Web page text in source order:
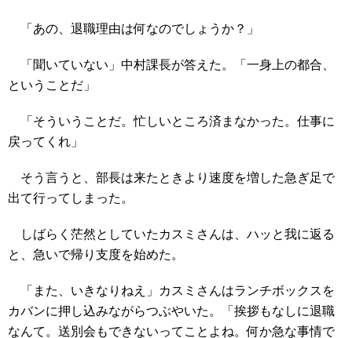
「あの、退職理由は何なのでしょうか？」
「聞いていない」中村課長が答えた。「一身上の都合、
ということだ」
「そういうことだ。忙しいところ済まなかった。仕事に
戻ってくれ」
そう言うと、部長は来たときより速度を増した急ぎ足で
出て行ってしまった。
しばらく茫然としていたカスミさんは、ハッと我に返る
と、急いで帰り支度を始めた。
「また、いきなりねえ」カスミさんはランチボックスを
カバンに押し込みながらつぶやいた。「挨拶もなしに退職
なんて。送別会もできないってことよね。何か急な事情で